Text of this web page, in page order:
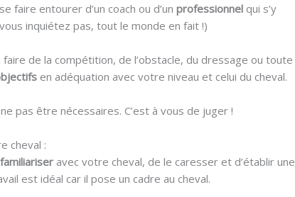
faire entourer d’un coach ou d’un professionnel qui s’y
inquiétez pas, tout le monde en fait !)
de la compétition, de l’obstacle, du dressage ou toute
en adéquation avec votre niveau et celui du cheval.
pas être nécessaires. C’est à vous de juger !
cheval :
familiariser avec votre cheval, de le caresser et d’établir une
est idéal car il pose un cadre au cheval.